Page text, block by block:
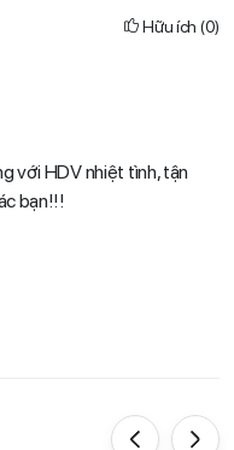
Hữu ích (0)
với HDV nhiệt tình, tận
bạn!!!
‹ ›